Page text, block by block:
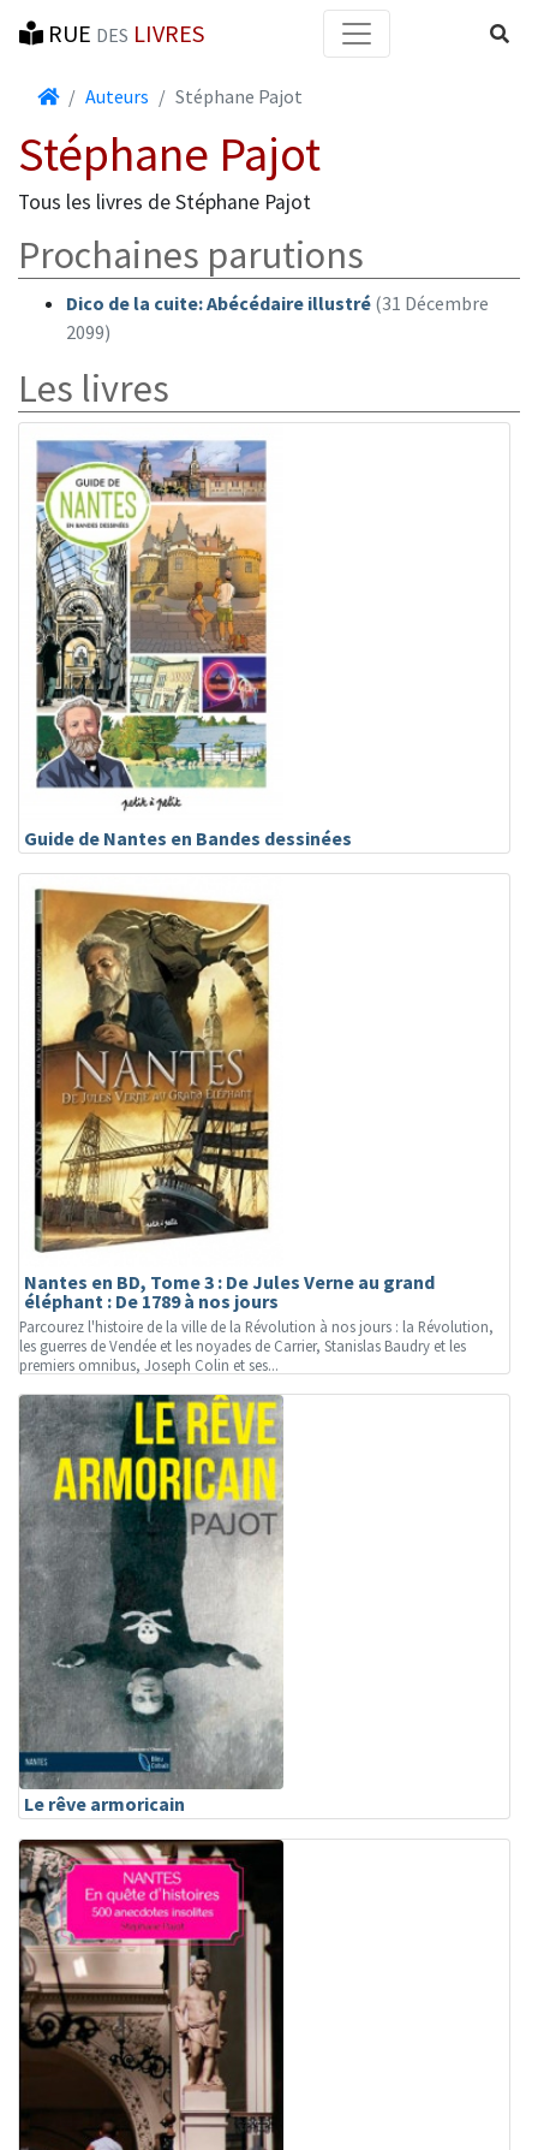
RUE DES LIVRES
AccueilAuteurs Stéphane Pajot
Stéphane Pajot
Tous les livres de Stéphane Pajot
Prochaines parutions
Dico de la cuite: Abécédaire illustré (31 Décembre
2099)
Les livres
Guide de Nantes en Bandes dessinées
Nantes en BD, Tome 3 : De Jules Verne au grand
éléphant : De 1789 à nos jours
Parcourez l'histoire de la ville de la Révolution à nos jours : la Révolution,
les guerres de Vendée et les noyades de Carrier, Stanislas Baudry et les
premiers omnibus, Joseph Colin et ses...
Le rêve armoricain